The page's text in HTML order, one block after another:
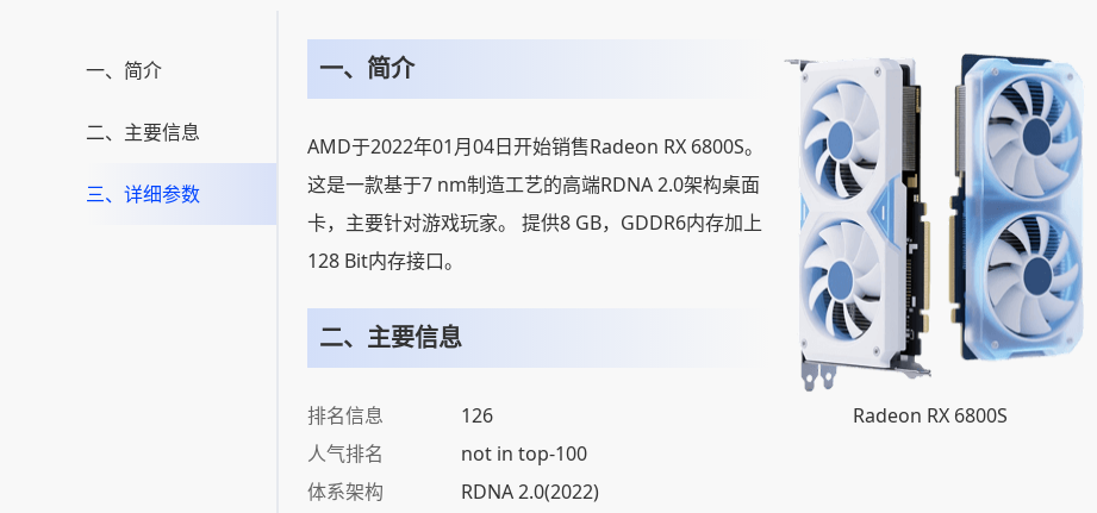
一、简介
二、主要信息
三、详细参数
一、简介
AMD于2022年01月04日开始销售Radeon RX 6800S。
这是一款基于7 nm制造工艺的高端RDNA 2.0架构桌面
卡，主要针对游戏玩家。 提供8 GB，GDDR6内存加上
128 Bit内存接口。
二、主要信息
排名信息
126
人气排名
not in top-100
体系架构
RDNA 2.0(2022)
Radeon RX 6800S